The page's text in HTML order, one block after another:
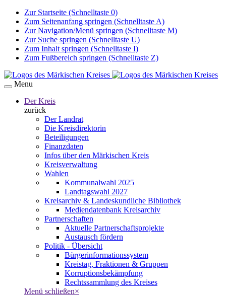
Zur Startseite (Schnelltaste 0)
Zum Seitenanfang springen (Schnelltaste A)
Zur Navigation/Menü springen (Schnelltaste M)
Zur Suche springen (Schnelltaste U)
Zum Inhalt springen (Schnelltaste I)
Zum Fußbereich springen (Schnelltaste Z)
Menu
Der Kreis
zurück
Der Landrat
Die Kreisdirektorin
Beteiligungen
Finanzdaten
Infos über den Märkischen Kreis
Kreisverwaltung
Wahlen
Kommunalwahl 2025
Landtagswahl 2027
Kreisarchiv & Landeskundliche Bibliothek
Mediendatenbank Kreisarchiv
Partnerschaften
Aktuelle Partnerschaftsprojekte
Austausch fördern
Politik - Übersicht
Bürgerinformationssystem
Kreistag, Fraktionen & Gruppen
Korruptionsbekämpfung
Rechtssammlung des Kreises
Menü schließen×